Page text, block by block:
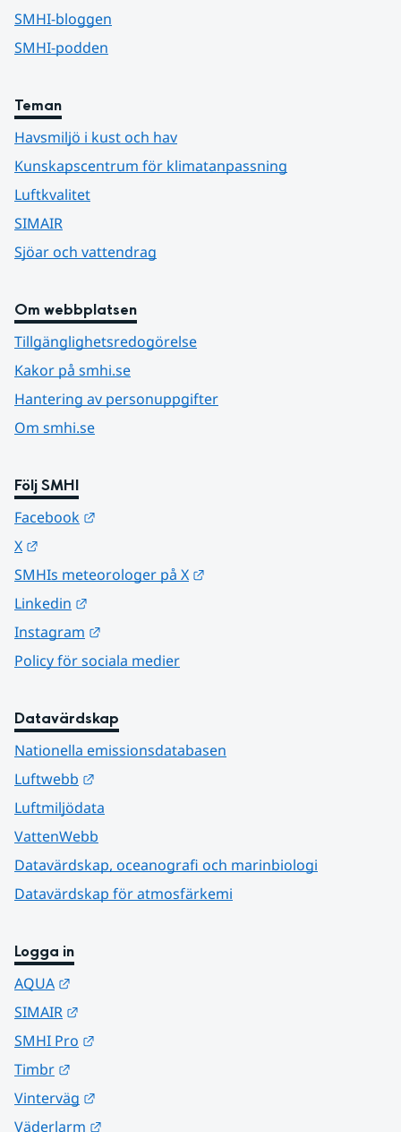
SMHI-bloggen
SMHI-podden
Teman
Havsmiljö i kust och hav
Kunskapscentrum för klimatanpassning
Luftkvalitet
SIMAIR
Sjöar och vattendrag
Om webbplatsen
Tillgänglighetsredogörelse
Kakor på smhi.se
Hantering av personuppgifter
Om smhi.se
Följ SMHI
Facebook
X
SMHIs meteorologer på X
Linkedin
Instagram
Policy för sociala medier
Datavärdskap
Nationella emissionsdatabasen
Luftwebb
Luftmiljödata
VattenWebb
Datavärdskap, oceanografi och marinbiologi
Datavärdskap för atmosfärkemi
Logga in
AQUA
SIMAIR
SMHI Pro
Timbr
Vinterväg
Väderlarm